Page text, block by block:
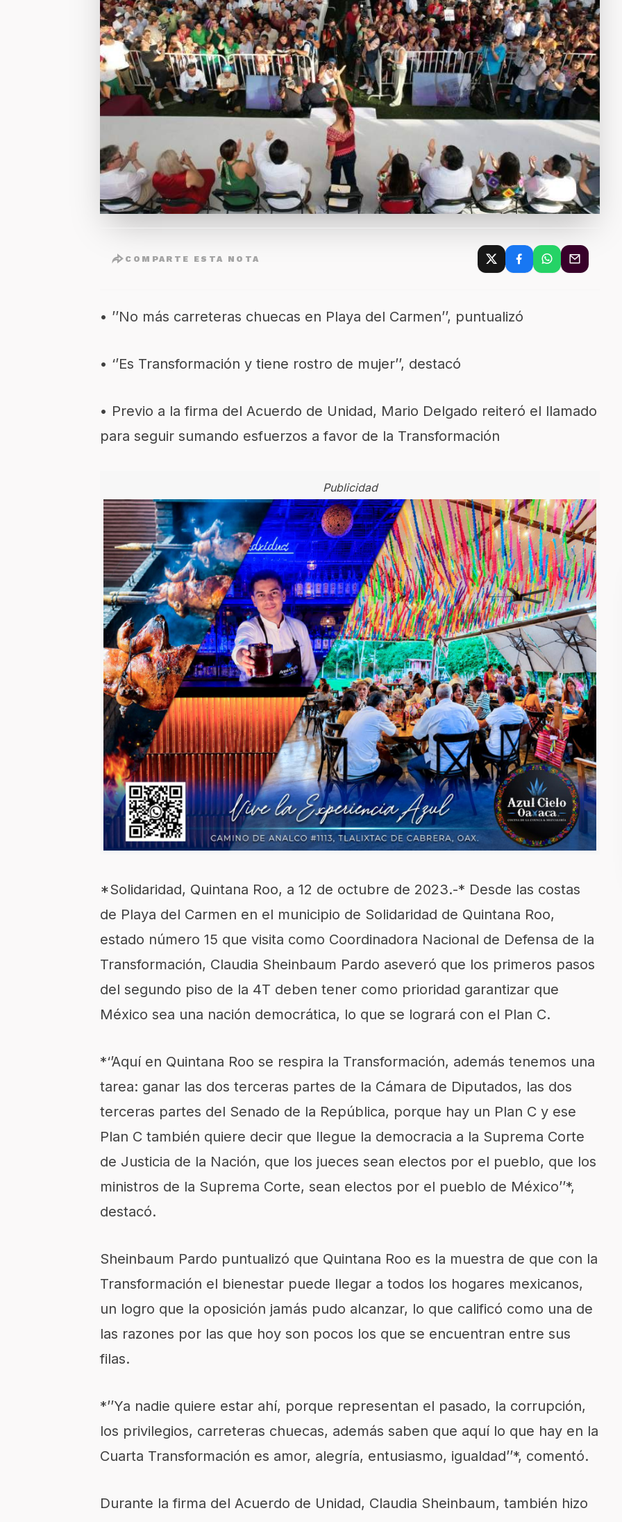
COMPARTE ESTA NOTA
• ’’No más carreteras chuecas en Playa del Carmen’’, puntualizó
• ‘’Es Transformación y tiene rostro de mujer’’, destacó
• Previo a la firma del Acuerdo de Unidad, Mario Delgado reiteró el llamado
para seguir sumando esfuerzos a favor de la Transformación
Publicidad
*Solidaridad, Quintana Roo, a 12 de octubre de 2023.-* Desde las costas
de Playa del Carmen en el municipio de Solidaridad de Quintana Roo,
estado número 15 que visita como Coordinadora Nacional de Defensa de la
Transformación, Claudia Sheinbaum Pardo aseveró que los primeros pasos
del segundo piso de la 4T deben tener como prioridad garantizar que
México sea una nación democrática, lo que se logrará con el Plan C.
*‘’Aquí en Quintana Roo se respira la Transformación, además tenemos una
tarea: ganar las dos terceras partes de la Cámara de Diputados, las dos
terceras partes del Senado de la República, porque hay un Plan C y ese
Plan C también quiere decir que llegue la democracia a la Suprema Corte
de Justicia de la Nación, que los jueces sean electos por el pueblo, que los
ministros de la Suprema Corte, sean electos por el pueblo de México’’*,
destacó.
Sheinbaum Pardo puntualizó que Quintana Roo es la muestra de que con la
Transformación el bienestar puede llegar a todos los hogares mexicanos,
un logro que la oposición jamás pudo alcanzar, lo que calificó como una de
las razones por las que hoy son pocos los que se encuentran entre sus
filas.
*’’Ya nadie quiere estar ahí, porque representan el pasado, la corrupción,
los privilegios, carreteras chuecas, además saben que aquí lo que hay en la
Cuarta Transformación es amor, alegría, entusiasmo, igualdad’’*, comentó.
Durante la firma del Acuerdo de Unidad, Claudia Sheinbaum, también hizo